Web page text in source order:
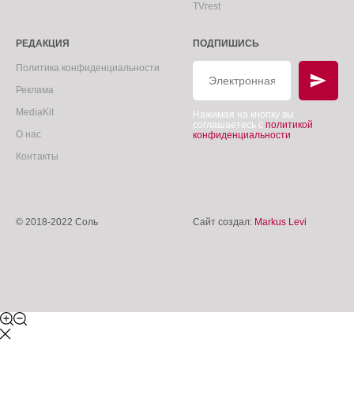
TVrest
РЕДАКЦИЯ
Политика конфиденциальности
Реклама
MediaKit
О нас
Контакты
ПОДПИШИСЬ
Нажимая на кнопку вы
соглашаетесь с политикой
конфиденциальности
© 2018-2022 Соль Сайт создал: Markus Levi